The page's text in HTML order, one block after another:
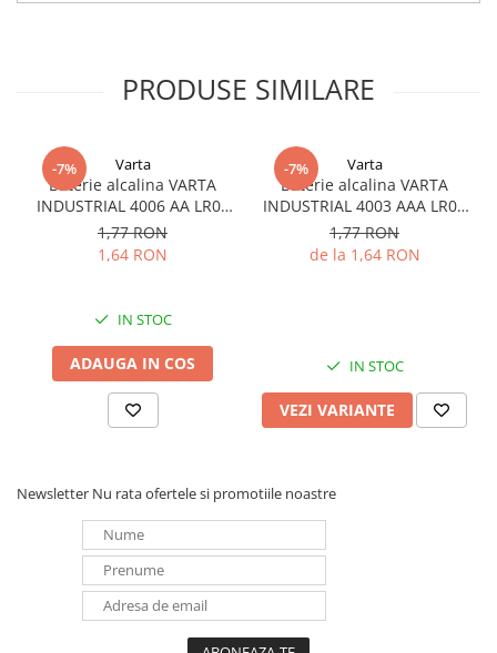
PRODUSE SIMILARE
-7% Varta
Baterie alcalina VARTA
INDUSTRIAL 4006 AA LR06
1.5V bulk
1,77 RON
1,64 RON
IN STOC
ADAUGA IN COS
-7% Varta
Baterie alcalina VARTA
INDUSTRIAL 4003 AAA LR03
1.5V
1,77 RON
de la 1,64 RON
IN STOC
VEZI VARIANTE
Newsletter Nu rata ofertele si promotiile noastre